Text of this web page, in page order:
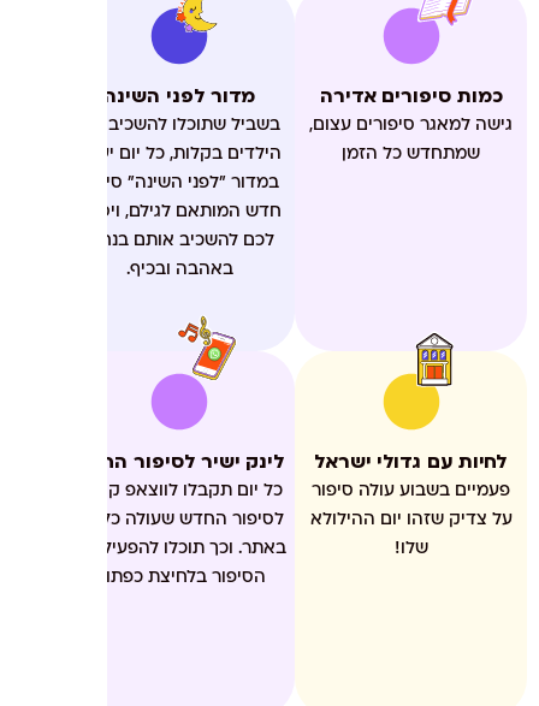
כמות סיפורים אדירה
גישה למאגר סיפורים עצום,
שמתחדש כל הזמן
לחיות עם גדולי ישראל
פעמיים בשבוע עולה סיפור
על צדיק שזהו יום ההילולא
שלו!
מדור לפני השינה
בשביל שתוכלו להשכיב את
הילדים בקלות, כל יום יעלה
במדור "לפני השינה" סיפור
חדש המותאם לגילם, ויסייע
לכם להשכיב אותם בנחת,
באהבה ובכיף.​
לינק ישיר לסיפור החדש
כל יום תקבלו לווצאפ קישור
לסיפור החדש שעולה כל יום
באתר. וכך תוכלו להפעיל את
הסיפור בלחיצת כפתור.